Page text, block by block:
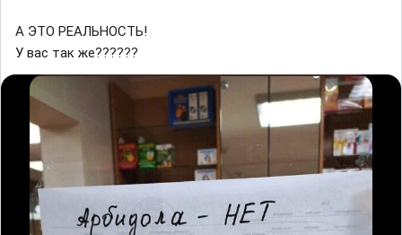
А ЭТО РЕАЛЬНОСТЬ!
У вас так же??????